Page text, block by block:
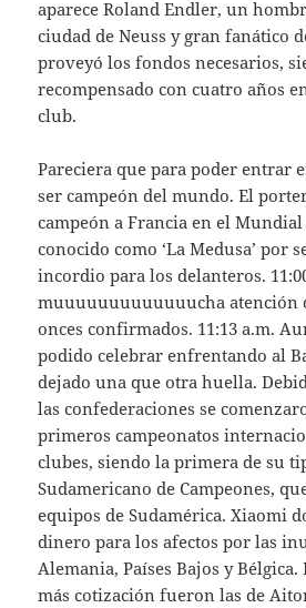
aparece Roland Endler, un
ciudad de Neuss y gran fanático
proveyó los fondos necesarios,
recompensado con cuatro años
club.
Pareciera que para poder entrar
ser campeón del mundo. El
campeón a Francia en el Mundial
conocido como ‘La Medusa’ por
incordio para los delanteros.
muuuuuuuuuuuuucha atención
onces confirmados. 11:13 a.m.
podido celebrar enfrentando al
dejado una que otra huella.
las confederaciones se
primeros campeonatos
clubes, siendo la primera de su
Sudamericano de Campeones,
equipos de Sudamérica. Xiaomi
dinero para los afectos por las
Alemania, Países Bajos y
más cotización fueron las de